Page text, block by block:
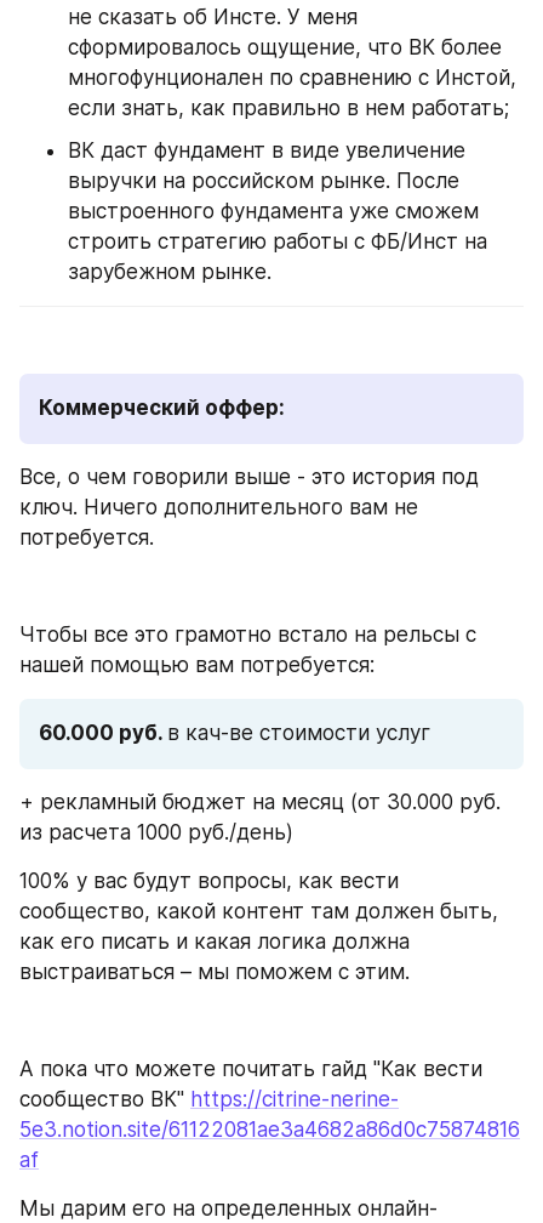
не сказать об Инсте. У меня
сформировалось ощущение, что ВК более
многофунционален по сравнению с Инстой,
если знать, как правильно в нем работать;
ВК даст фундамент в виде увеличение
выручки на российском рынке. После
выстроенного фундамента уже сможем
строить стратегию работы с ФБ/Инст на
зарубежном рынке.
Коммерческий оффер:
Все, о чем говорили выше - это история под
ключ. Ничего дополнительного вам не
потребуется.
Чтобы все это грамотно встало на рельсы с
нашей помощью вам потребуется:
60.000 руб. в кач-ве стоимости услуг
+ рекламный бюджет на месяц (от 30.000 руб.
из расчета 1000 руб./день)
100% у вас будут вопросы, как вести
сообщество, какой контент там должен быть,
как его писать и какая логика должна
выстраиваться – мы поможем с этим.
А пока что можете почитать гайд "Как вести
сообщество ВК" https://citrine-nerine-
5e3.notion.site/61122081ae3a4682a86d0c75874816
af
Мы дарим его на определенных онлайн-